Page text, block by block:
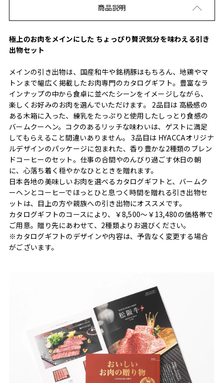
商品説明
極上のお肉をメインにした ちょっぴり贅沢気分を味わえる引き
出物セット
メインの引き出物は、国産和牛や銘柄豚はもちろん、地鶏やマ
トンまで幅広く掲載したお肉専門のカタログギフト。豊富なラ
インナップの中から食卓に並べたシーンをイメージしながら、
楽しくお好みのお肉を選んでいただけます。 2品目は 高級感の
ある木箱に入った、練乳をたっぷりと使用したしっとり食感の
バームクーヘン。コクのあるリッチな味わいは、ゲストに満足
してもらえること間違いありません。 3品目は HYACCAオリジナ
ルデザインのパッケージに包まれた、香り豊かな2種類のブレン
ドコーヒーのセット。仕事の合間やのんびり過ごす休日の朝
に、心落ち着く穏やかなひとときを贈れます。
日本各地の美味しいお肉を選べるカタログギフトと、バームク
ーヘンとコーヒーでほっとひと息つく時間を贈れる引き出物セ
ットは、目上の方や親族への引き出物にオススメです。
カタログギフトのコースにより、￥8,500〜￥13,480の価格帯で
ご用意。贈り先にあわせて、2種類よりお選びください。
※カタログギフトのデザインや内容は、予告なく変更する場合
がございます。